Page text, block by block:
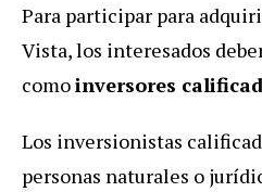
Para participar para
Vista, los interesados
comoinversores
Los inversionistas
personas naturales o